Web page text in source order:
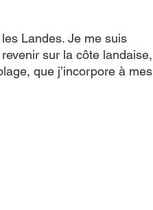
Landes. Je me suis
sur la côte landaise,
que j’incorpore à mes